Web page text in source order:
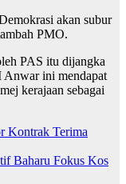
akan subur
PMO.
PAS itu dijangka
Anwar ini mendapat
kerajaan sebagai
Kontrak Terima
Baharu Fokus Kos